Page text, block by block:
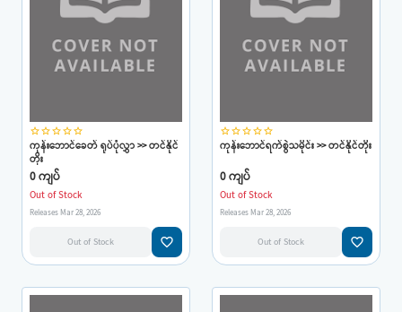
star_borderstar_borderstar_borderstar_borderstar_border
ကုန်းဘောင်ခေတ် ရုပ်ပုံလွှာ >> တင်နိုင်
တိုး
0 ကျပ်
Out of Stock
Releases Mar 28, 2026
Out of Stock favorite_border
star_borderstar_borderstar_borderstar_borderstar_border
ကုန်းဘောင်ရက်စွဲသမိုင်း >> တင်နိုင်တိုး
0 ကျပ်
Out of Stock
Releases Mar 28, 2026
Out of Stock favorite_border